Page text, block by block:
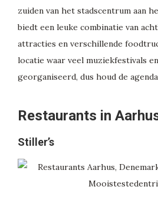
zuiden van het stadscentrum aan
biedt een leuke combinatie van
attracties en verschillende
locatie waar veel muziekfestivals
georganiseerd, dus houd de
Restaurants in
Stiller’s